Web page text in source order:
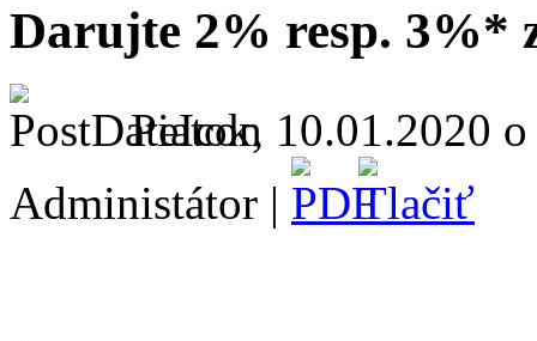
Darujte 2% resp. 3%*
Piatok, 10.01.2020
Administátor |